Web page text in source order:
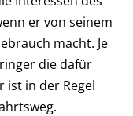
er von seinem
macht. Je
die dafür
ist in der Regel